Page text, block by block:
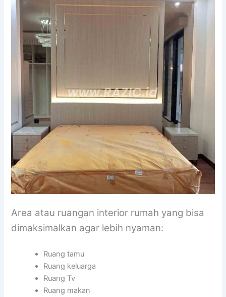
Area atau ruangan interior rumah yang bisa
dimaksimalkan agar lebih nyaman:
Ruang tamu
Ruang keluarga
Ruang Tv
Ruang makan